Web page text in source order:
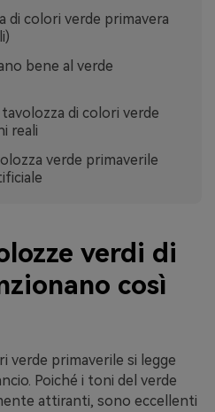
di colori verde primavera
bene al verde
di colori verde
reali
verde primaverile
verdi di
così
verde primaverile si legge
Poiché i toni del verde
attiranti, sono eccellenti